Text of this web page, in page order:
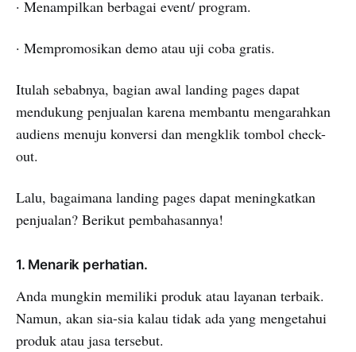
· Menampilkan berbagai event/ program.
· Mempromosikan demo atau uji coba gratis.
Itulah sebabnya, bagian awal landing pages dapat
mendukung penjualan karena membantu mengarahkan
audiens menuju konversi dan mengklik tombol check-
out.
Lalu, bagaimana landing pages dapat meningkatkan
penjualan? Berikut pembahasannya!
1. Menarik perhatian.
Anda mungkin memiliki produk atau layanan terbaik.
Namun, akan sia-sia kalau tidak ada yang mengetahui
produk atau jasa tersebut.